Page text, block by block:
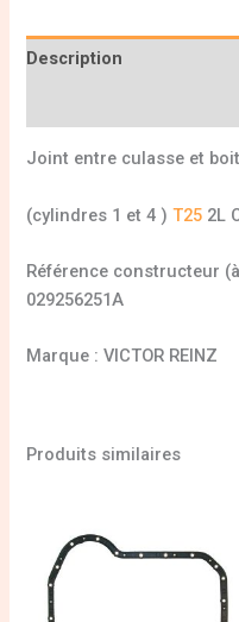
Description
Joint entre culasse et
(cylindres 1 et 4 )T25 2L
Référence constructeur
029256251A
Marque : VICTOR REINZ
Produits similaires